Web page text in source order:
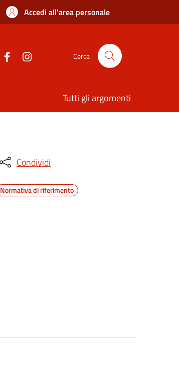
Accedi all'area personale
Cerca
Tutti gli argomenti
Condividi
Normativa di riferimento